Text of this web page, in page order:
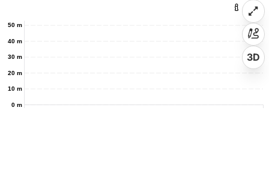
0 m
10 m
20 m
30 m
40 m
50 m
3D